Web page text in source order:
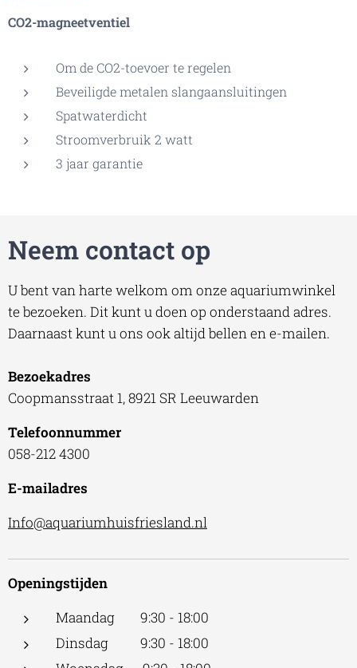
CO2-magneetventiel
Om de CO2-toevoer te regelen
Beveiligde metalen slangaansluitingen
Spatwaterdicht
Stroomverbruik 2 watt
3 jaar garantie
Neem contact op
U bent van harte welkom om onze aquariumwinkel
te bezoeken. Dit kunt u doen op onderstaand adres.
Daarnaast kunt u ons ook altijd bellen en e-mailen.
Bezoekadres
Coopmansstraat 1, 8921 SR Leeuwarden
Telefoonnummer
058-212 4300
E-mailadres
Info@aquariumhuisfriesland.nl
Openingstijden
Maandag 9:30 - 18:00
Dinsdag 9:30 - 18:00